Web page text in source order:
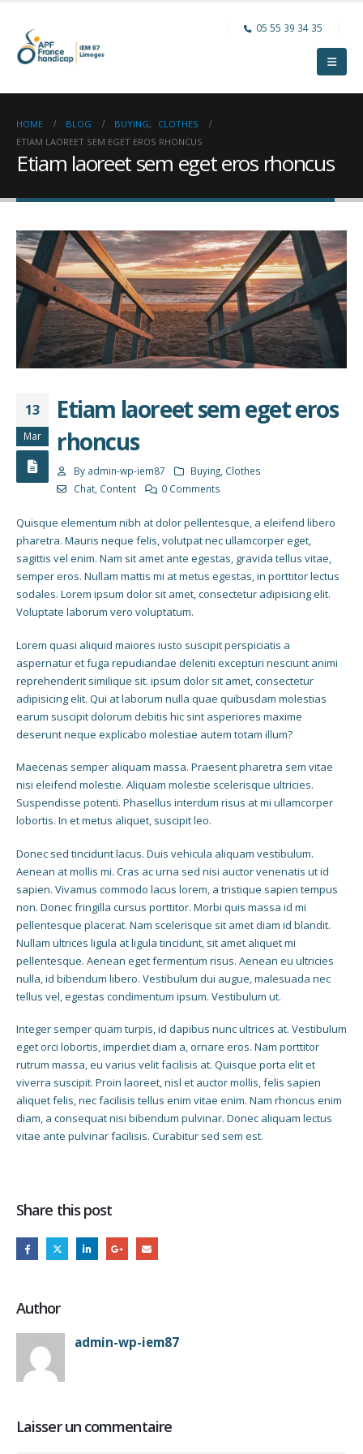
05 55 39 34 35
HOME BLOG BUYING,
CLOTHES
ETIAM LAOREET SEM EGET EROS RHONCUS
Etiam laoreet sem eget eros rhoncus
13
Mar
Etiam laoreet sem eget eros
rhoncus
By admin-wp-iem87 Buying, Clothes
Chat, Content 0 Comments
Quisque elementum nibh at dolor pellentesque, a eleifend libero
pharetra. Mauris neque felis, volutpat nec ullamcorper eget,
sagittis vel enim. Nam sit amet ante egestas, gravida tellus vitae,
semper eros. Nullam mattis mi at metus egestas, in porttitor lectus
sodales. Lorem ipsum dolor sit amet, consectetur adipisicing elit.
Voluptate laborum vero voluptatum.
Lorem quasi aliquid maiores iusto suscipit perspiciatis a
aspernatur et fuga repudiandae deleniti excepturi nesciunt animi
reprehenderit similique sit. ipsum dolor sit amet, consectetur
adipisicing elit. Qui at laborum nulla quae quibusdam molestias
earum suscipit dolorum debitis hic sint asperiores maxime
deserunt neque explicabo molestiae autem totam illum?
Maecenas semper aliquam massa. Praesent pharetra sem vitae
nisi eleifend molestie. Aliquam molestie scelerisque ultricies.
Suspendisse potenti. Phasellus interdum risus at mi ullamcorper
lobortis. In et metus aliquet, suscipit leo.
Donec sed tincidunt lacus. Duis vehicula aliquam vestibulum.
Aenean at mollis mi. Cras ac urna sed nisi auctor venenatis ut id
sapien. Vivamus commodo lacus lorem, a tristique sapien tempus
non. Donec fringilla cursus porttitor. Morbi quis massa id mi
pellentesque placerat. Nam scelerisque sit amet diam id blandit.
Nullam ultrices ligula at ligula tincidunt, sit amet aliquet mi
pellentesque. Aenean eget fermentum risus. Aenean eu ultricies
nulla, id bibendum libero. Vestibulum dui augue, malesuada nec
tellus vel, egestas condimentum ipsum. Vestibulum ut.
Integer semper quam turpis, id dapibus nunc ultrices at. Vestibulum
eget orci lobortis, imperdiet diam a, ornare eros. Nam porttitor
rutrum massa, eu varius velit facilisis at. Quisque porta elit et
viverra suscipit. Proin laoreet, nisl et auctor mollis, felis sapien
aliquet felis, nec facilisis tellus enim vitae enim. Nam rhoncus enim
diam, a consequat nisi bibendum pulvinar. Donec aliquam lectus
vitae ante pulvinar facilisis. Curabitur sed sem est.
Share this post
Author
admin-wp-iem87
Laisser un commentaire